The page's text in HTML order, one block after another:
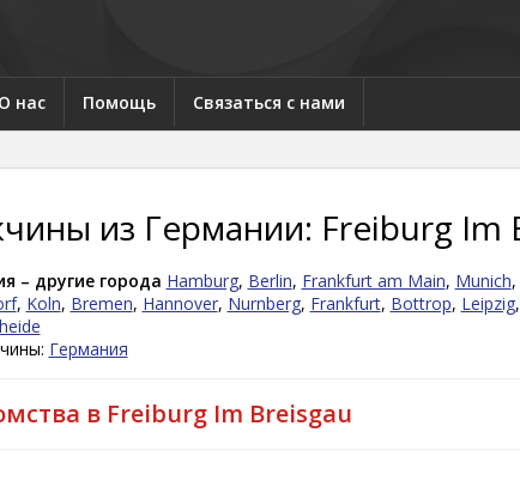
О нас Помощь Связаться с нами
из Германии: Freiburg Im
– другие города Hamburg, Berlin, Frankfurt am Main, Munich,
, Koln, Bremen, Hannover, Nurnberg, Frankfurt, Bottrop, Leipzig,
Германия
в Freiburg Im Breisgau